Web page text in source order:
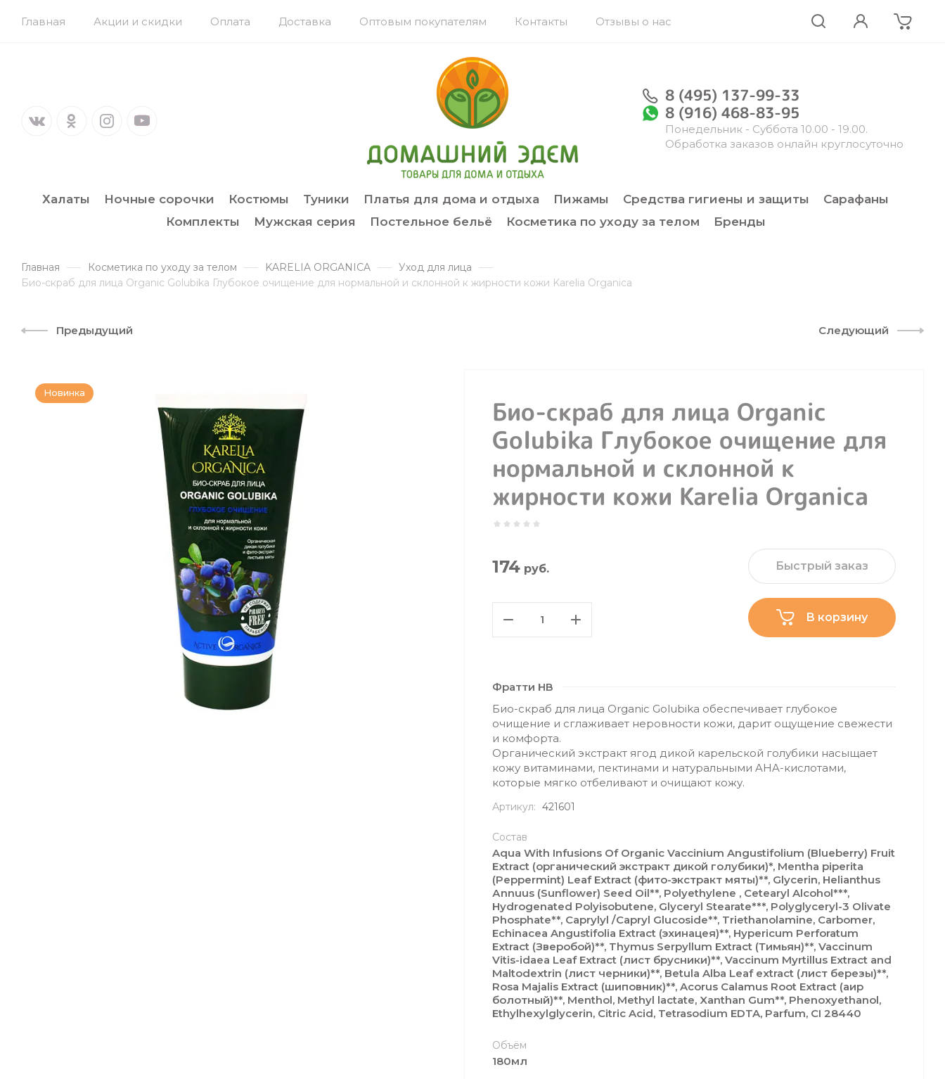
Главная Акции и скидки Оплата Доставка Оптовым покупателям Контакты Отзывы о нас
8 (495) 137-99-33
8 (916) 468-83-95
Понедельник - Суббота 10.00 - 19.00.
Обработка заказов онлайн круглосуточно
Халаты Ночные сорочки Костюмы Туники Платья для дома и отдыха Пижамы Средства гигиены и защиты
Сарафаны
Комплекты
Мужская серия Постельное бельё Косметика по уходу за телом Бренды
Главная Косметика по уходу за телом KARELIA ORGANICA
Уход для лица
Био-скраб для лица Organic Golubika Глубокое очищение для нормальной и склонной к жирности кожи Karelia Organica
Предыдущий Следующий
Новинка
Био-скраб для лица Organic
Golubika Глубокое очищение для
нормальной и склонной к
жирности кожи Karelia Organica
174 руб.
В корзину
Быстрый заказ
Фратти НВ
Био-скраб для лица Organic Golubika обеспечивает глубокое
очищение и сглаживает неровности кожи, дарит ощущение свежести
и комфорта.
Органический экстракт ягод дикой карельской голубики насыщает
кожу витаминами, пектинами и натуральными AHA-кислотами,
которые мягко отбеливают и очищают кожу.
Артикул: 421601
Состав
Aqua With Infusions Of Organic Vaccinium Angustifolium (Blueberry) Fruit
Extract (органический экстракт дикой голубики)*, Mentha piperita
(Peppermint) Leaf Extract (фито-экстракт мяты)**, Glycerin, Helianthus
Аnnuus (Sunflower) Seed Oil**, Polyethylene , Cetearyl Alcohol***,
Hydrogenated Polyisobutene, Glyceryl Stearate***, Polyglyceryl-3 Olivate
Phosphate**, Caprylyl /Capryl Glucoside**, Triethanolamine, Carbomer,
Echinacea Angustifolia Extract (эхинацея)**, Hypericum Perforatum
Extract (Зверобой)**, Thymus Serpyllum Extract (Тимьян)**, Vaccinum
Vitis-idaea Leaf Extract (лист брусники)**, Vaccinum Myrtillus Extract and
Maltodextrin (лист черники)**, Betula Alba Leaf extract (лист березы)**,
Rosa Majalis Extract (шиповник)**, Acorus Calamus Root Extract (аир
болотный)**, Menthol, Methyl lactate, Xanthan Gum**, Phenoxyethanol,
Ethylhexylglycerin, Citric Acid, Tetrasodium EDTA, Parfum, CI 28440
Объём
180мл